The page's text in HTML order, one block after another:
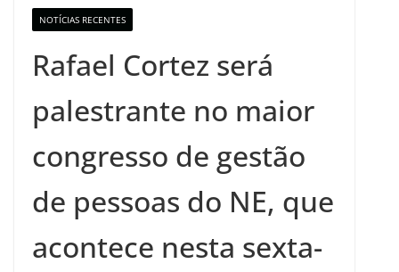
NOTÍCIAS RECENTES
Rafael Cortez será
palestrante no maior
congresso de gestão
de pessoas do NE, que
acontece nesta sexta-